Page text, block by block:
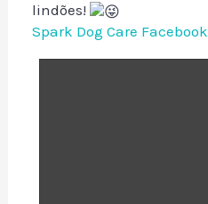
lindões!
Spark Dog Care Facebook